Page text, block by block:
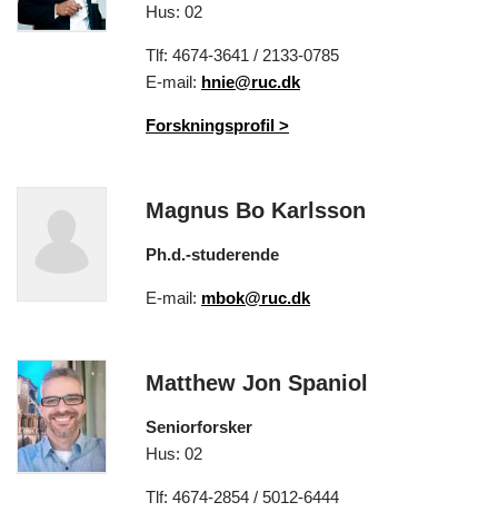
Hus: 02
Tlf: 4674-3641 / 2133-0785
E-mail: hnie@ruc.dk
Forskningsprofil >
Magnus Bo Karlsson
Ph.d.-studerende
E-mail: mbok@ruc.dk
Matthew Jon Spaniol
Seniorforsker
Hus: 02
Tlf: 4674-2854 / 5012-6444